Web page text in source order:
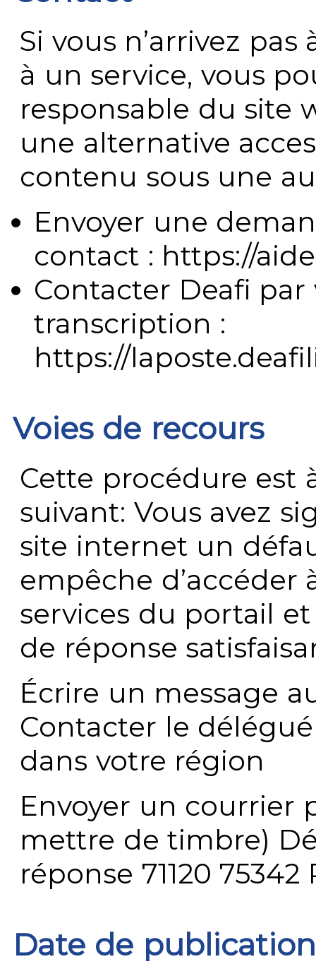
Si vous n’arrivez
à un service, vous
responsable du site
une alternative
contenu sous une
Envoyer une
contact : https://
Contacter Deafi
transcription :
https://
Voies de recours
Cette procédure est
suivant: Vous avez
site internet un
empêche
services du portail
de réponse
Écrire un message
Contacter le
dans votre région
Envoyer un courrier
mettre de timbre)
réponse 71120 75342
Date de publication